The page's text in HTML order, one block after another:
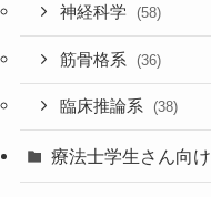
神経科学 (58)
筋骨格系 (36)
臨床推論系 (38)
療法士学生さん向け